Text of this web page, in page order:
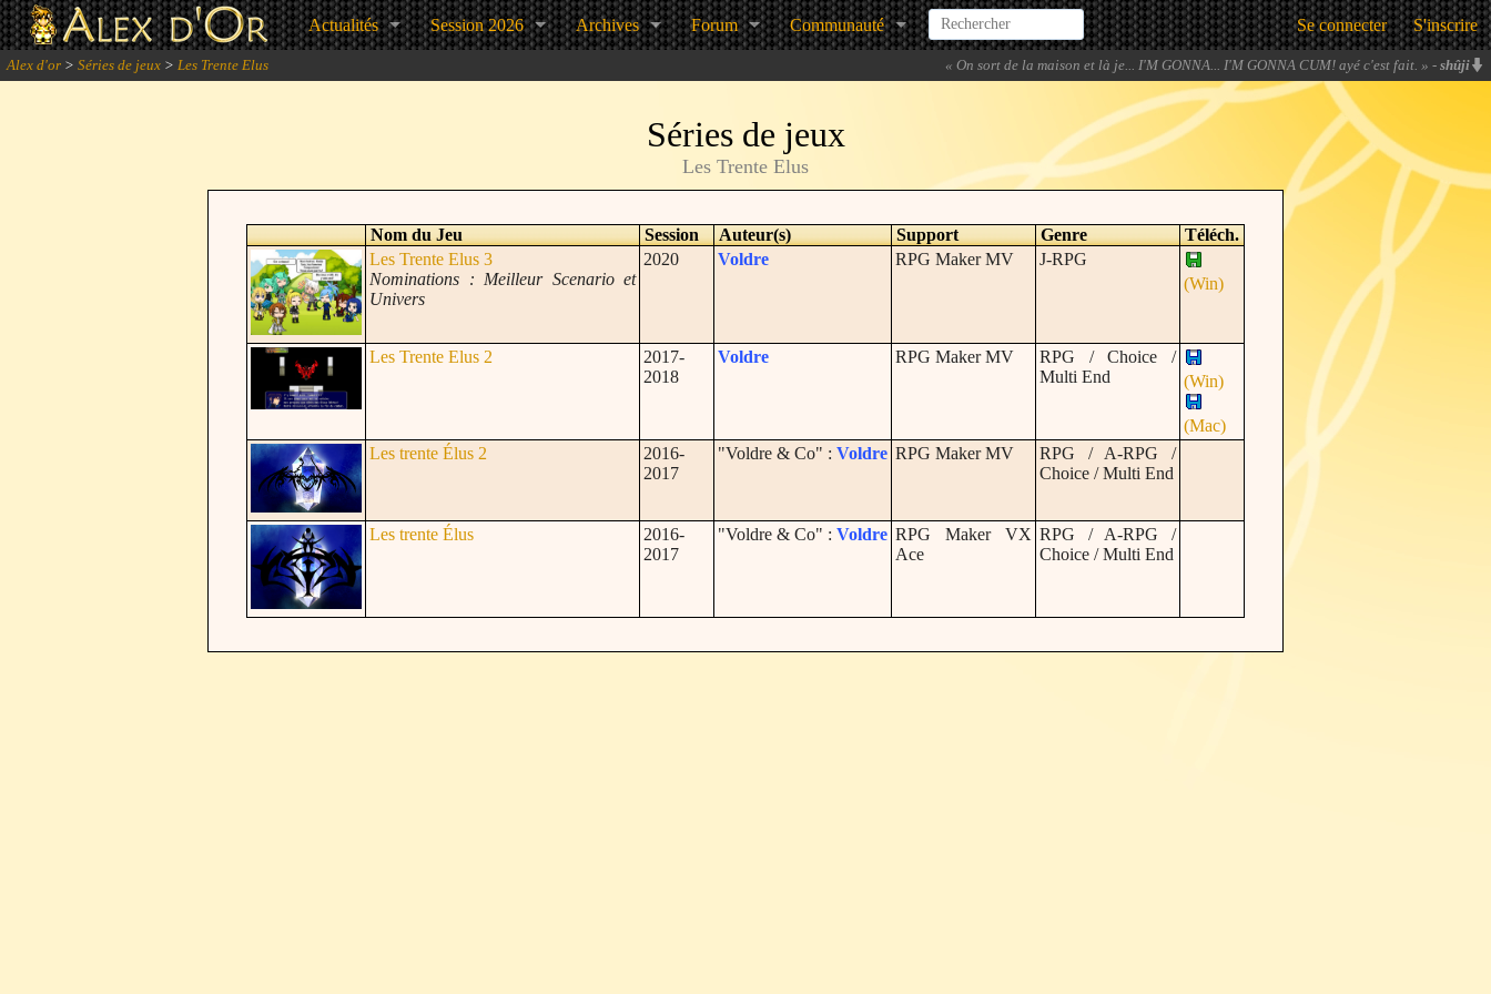
Actualités Session 2026 Archives Forum Communauté Se connecter S'inscrire
Alex d'or > Séries de jeux > Les Trente Elus « On sort de la maison et là je... I'M GONNA... I'M GONNA CUM! ayé c'est fait. » - shûji
Séries de jeux
Les Trente Elus
Nom du Jeu Session Auteur(s) Support Genre
Téléch.
Les Trente Elus 3
Nominations : Meilleur Scenario et
Univers
2020 Voldre RPG Maker MV
J-RPG
(Win)
Les Trente Elus 2
2017-
2018
Voldre RPG Maker MV
RPG / Choice /
Multi End
(Win)
(Mac)
Les trente Élus 2
2016-
2017
"Voldre & Co" : Voldre RPG Maker MV
RPG / A-RPG /
Choice / Multi End
Les trente Élus
2016-
2017
"Voldre & Co" : Voldre RPG Maker VX
Ace
RPG / A-RPG /
Choice / Multi End